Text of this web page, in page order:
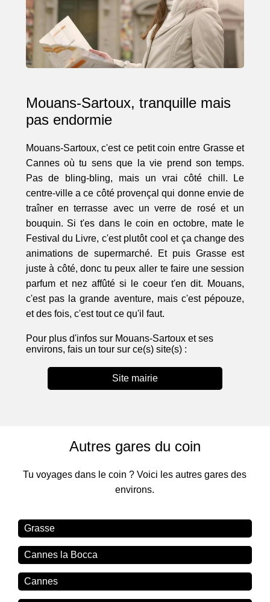
Mouans-Sartoux, tranquille mais
pas endormie
Mouans-Sartoux, c'est ce petit coin entre Grasse et
Cannes où tu sens que la vie prend son temps.
Pas de bling-bling, mais un vrai côté chill. Le
centre-ville a ce côté provençal qui donne envie de
traîner en terrasse avec un verre de rosé et un
bouquin. Si t'es dans le coin en octobre, mate le
Festival du Livre, c'est plutôt cool et ça change des
animations de supermarché. Et puis Grasse est
juste à côté, donc tu peux aller te faire une session
parfum et nez affûté si le coeur t'en dit. Mouans,
c'est pas la grande aventure, mais c'est pépouze,
et des fois, c'est tout ce qu'il faut.
Pour plus d'infos sur Mouans-Sartoux et ses
environs, fais un tour sur ce(s) site(s) :
Site mairie
Autres gares du coin
Tu voyages dans le coin ? Voici les autres gares des
environs.
Grasse
Cannes la Bocca
Cannes